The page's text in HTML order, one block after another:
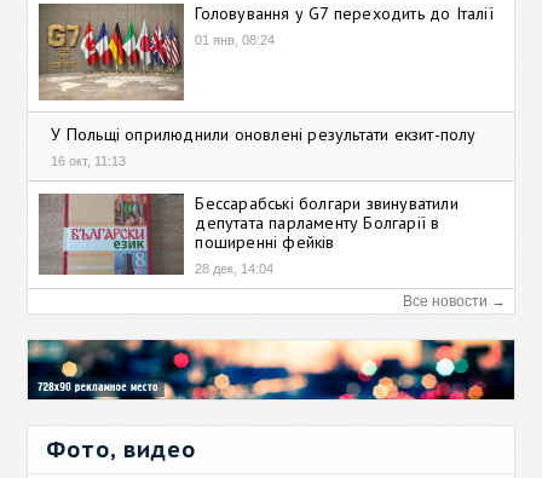
Головування у G7 переходить до Італії
01 янв, 08:24
У Польщі оприлюднили оновлені результати екзит-полу
16 окт, 11:13
Бессарабські болгари звинуватили
депутата парламенту Болгарії в
поширенні фейків
28 дек, 14:04
Все новости →
Фото, видео